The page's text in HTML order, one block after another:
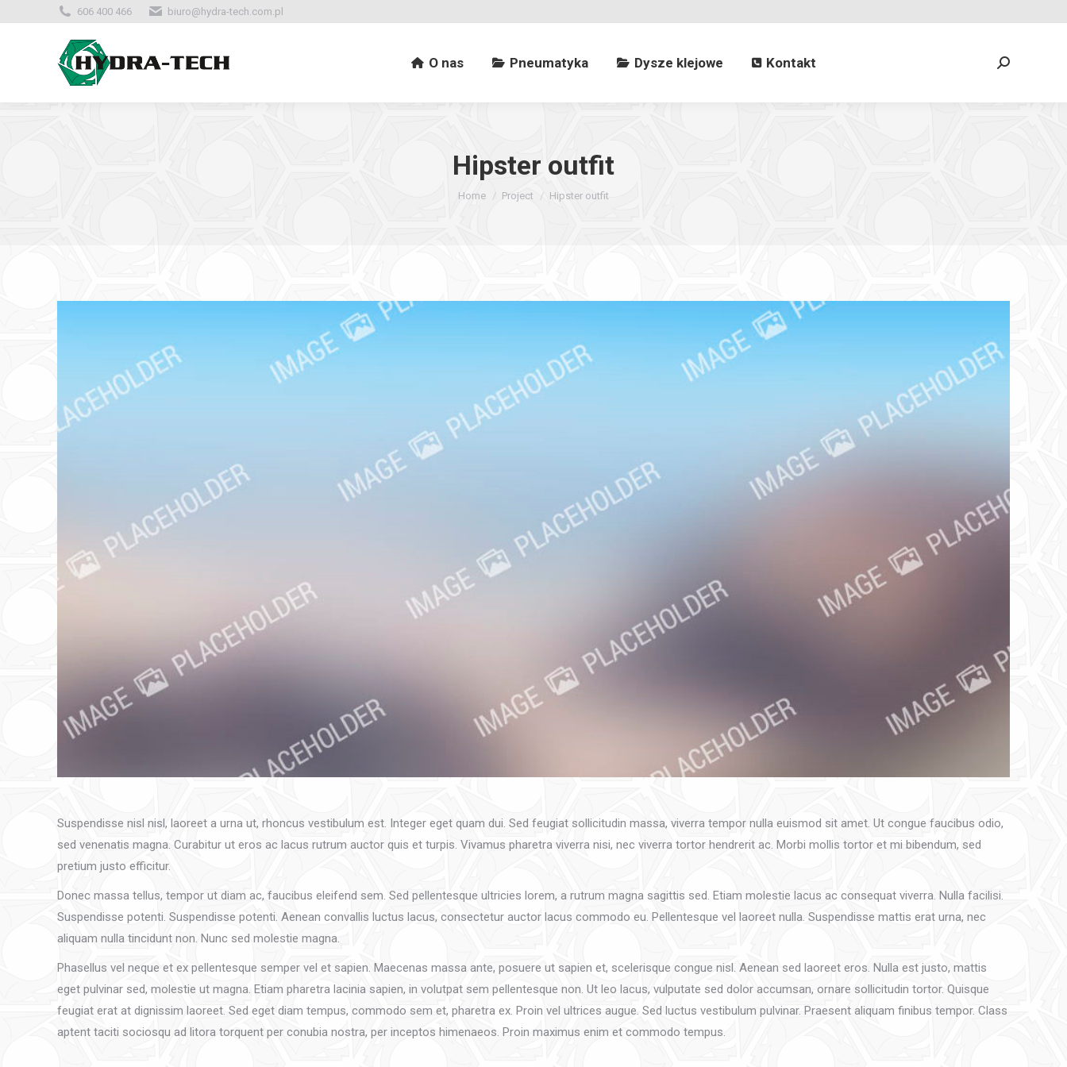
606 400 466 biuro@hydra-tech.com.pl
O nas Pneumatyka Dysze klejowe Kontakt Search:
Hipster outfit
You are here:
Home Project Hipster outfit
Suspendisse nisl nisl, laoreet a urna ut, rhoncus vestibulum est. Integer eget quam dui. Sed feugiat sollicitudin massa, viverra tempor nulla euismod sit amet. Ut congue faucibus odio,
sed venenatis magna. Curabitur ut eros ac lacus rutrum auctor quis et turpis. Vivamus pharetra viverra nisi, nec viverra tortor hendrerit ac. Morbi mollis tortor et mi bibendum, sed
pretium justo efficitur.
Donec massa tellus, tempor ut diam ac, faucibus eleifend sem. Sed pellentesque ultricies lorem, a rutrum magna sagittis sed. Etiam molestie lacus ac consequat viverra. Nulla facilisi.
Suspendisse potenti. Suspendisse potenti. Aenean convallis luctus lacus, consectetur auctor lacus commodo eu. Pellentesque vel laoreet nulla. Suspendisse mattis erat urna, nec
aliquam nulla tincidunt non. Nunc sed molestie magna.
Phasellus vel neque et ex pellentesque semper vel et sapien. Maecenas massa ante, posuere ut sapien et, scelerisque congue nisl. Aenean sed laoreet eros. Nulla est justo, mattis
eget pulvinar sed, molestie ut magna. Etiam pharetra lacinia sapien, in volutpat sem pellentesque non. Ut leo lacus, vulputate sed dolor accumsan, ornare sollicitudin tortor. Quisque
feugiat erat at dignissim laoreet. Sed eget diam tempus, commodo sem et, pharetra ex. Proin vel ultrices augue. Sed luctus vestibulum pulvinar. Praesent aliquam finibus tempor. Class
aptent taciti sociosqu ad litora torquent per conubia nostra, per inceptos himenaeos. Proin maximus enim et commodo tempus.
O nas Pneumatyka Dysze klejowe Kontakt